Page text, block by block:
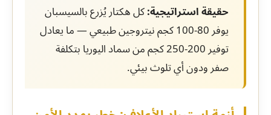
حقيقة استراتيجية: كل هكتار يُزرع بالسيسبان
يوفر 80-100 كجم نيتروجين طبيعي — ما يعادل
توفير 200-250 كجم من سماد اليوريا بتكلفة
صفر ودون أي تلوث بيئي.